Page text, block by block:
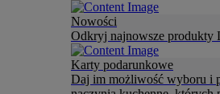
Nowości
Odkryj najnowsze produkty
Karty podarunkowe
Daj im możliwość wyboru i